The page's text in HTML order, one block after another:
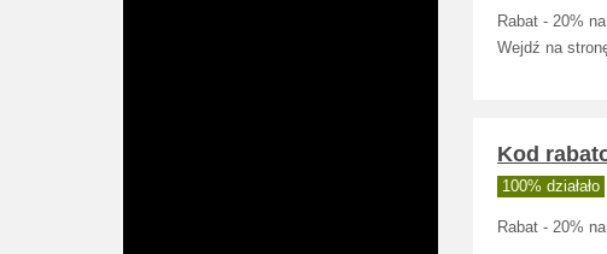
Rabat - 20%
Wejdź na
Kod
100% działało
Rabat - 20%